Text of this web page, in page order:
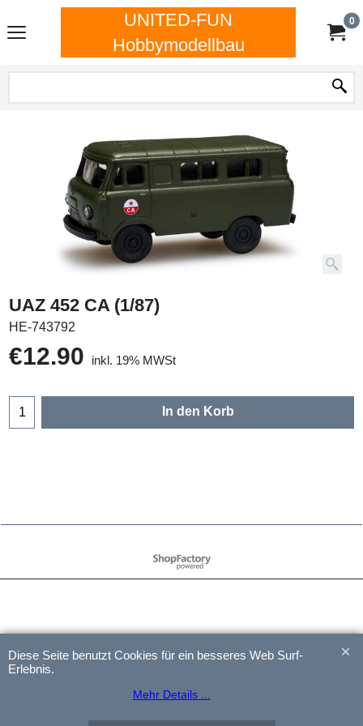
UNITED-FUN
Hobbymodellbau
0
UAZ 452 CA (1/87)
HE-743792
€12.90 inkl. 19% MWSt
In den Korb
WebShop erstellt mit
ShopFactory Shop
Diese Seite benutzt Cookies für ein besseres Web Surf-
Erlebnis.
Mehr Details ...